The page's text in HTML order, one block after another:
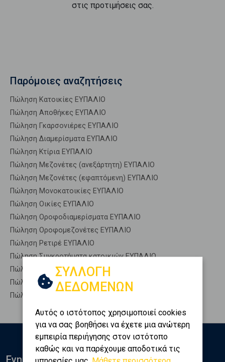
στις προτιμήσεις σας.
Παρόμοιες αναζητήσεις
Πώληση Κατοικίες ΕΥΠΑΛΙΟ
Πώληση Αποθήκες ΕΥΠΑΛΙΟ
Πώληση Γκαρσονιέρες ΕΥΠΑΛΙΟ
Πώληση Διαμερίσματα ΕΥΠΑΛΙΟ
Πώληση Κτίρια ΕΥΠΑΛΙΟ
Πώληση Μεζονέτες (ανεξάρτητη) ΕΥΠΑΛΙΟ
Πώληση Μεζονέτες (εφαπτόμενη) ΕΥΠΑΛΙΟ
Πώληση Μονοκατοικίες ΕΥΠΑΛΙΟ
Πώληση Οικίες ΕΥΠΑΛΙΟ
Πώληση Οροφοδιαμερίσματα ΕΥΠΑΛΙΟ
Πώληση Οροφομεζονέτες ΕΥΠΑΛΙΟ
Πώληση Ρετιρέ ΕΥΠΑΛΙΟ
Πώληση Συγκροτήματα κατοικιών ΕΥΠΑΛΙΟ
Πώληση Υπόγεια ΕΥΠΑΛΙΟ
Πώληση Υπόσκαφα ΕΥΠΑΛΙΟ
Πώληση Υπολ. υψουν ΕΥΠΑΛΙΟ
ΣΥΛΛΟΓΗ
ΔΕΔΟΜΕΝΩΝ
Αυτός ο ιστότοπος χρησιμοποιεί cookies
για να σας βοηθήσει να έχετε μια ανώτερη
εμπειρία περιήγησης στον ιστότοπο
καθώς και να παρέχουμε αποδοτικά τις
Ενημερωθείτε